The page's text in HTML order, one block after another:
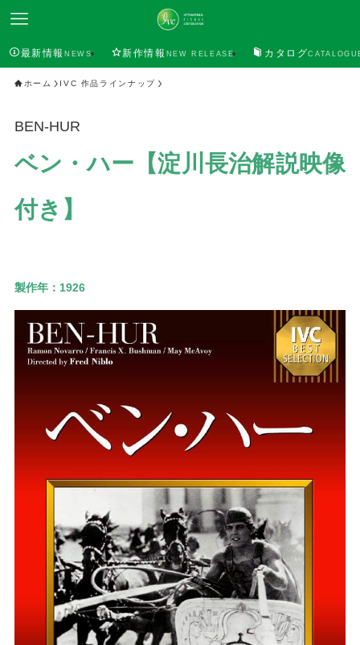
最新情報NEWS 新作情報 NEW RELEASE カタログ
ホーム IVC 作品ラインナップ
BEN-HUR
ベン・ハー【淀川長治解説映像
付き】
製作年： 1926